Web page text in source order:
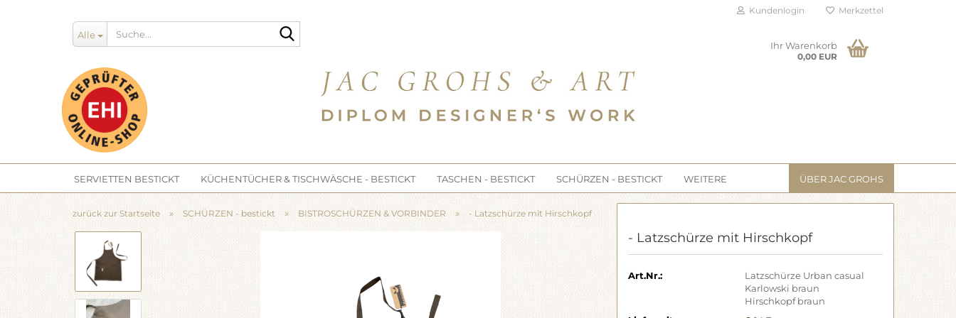
Kundenlogin Merkzettel
Alle
Ihr Warenkorb
0,00 EUR
SERVIETTEN BESTICKT KÜCHENTÜCHER & TISCHWÄSCHE - BESTICKT TASCHEN - BESTICKT SCHÜRZEN - BESTICKT ÜBER JAC GROHS
WEITERE
zurück zur Startseite » SCHÜRZEN - bestickt » BISTROSCHÜRZEN & VORBINDER » - Latzschürze mit Hirschkopf
- Latzschürze mit Hirschkopf
Art.Nr.:
Latzschürze Urban casual
Karlowski braun
Hirschkopf braun